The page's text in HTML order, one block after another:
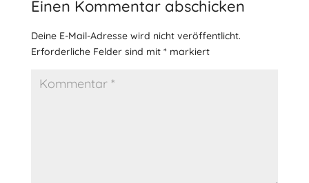
Einen Kommentar abschicken
Deine E-Mail-Adresse wird nicht veröffentlicht.
Erforderliche Felder sind mit * markiert